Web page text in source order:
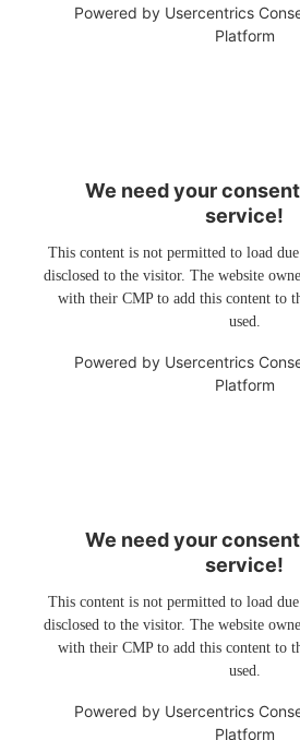
Powered by Usercentrics
Platform
We need your
service!
This content is not permitted to load
disclosed to the visitor. The website
with their CMP to add this content to
used.
Powered by Usercentrics
Platform
We need your
service!
This content is not permitted to load
disclosed to the visitor. The website
with their CMP to add this content to
used.
Powered by Usercentrics
Platform